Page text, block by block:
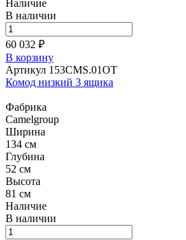
Наличие
В наличии
60 032 ₽
В корзину
Артикул 153CMS.01OT
Комод низкий 3 ящика
Фабрика
Camelgroup
Ширина
134 см
Глубина
52 см
Высота
81 см
Наличие
В наличии